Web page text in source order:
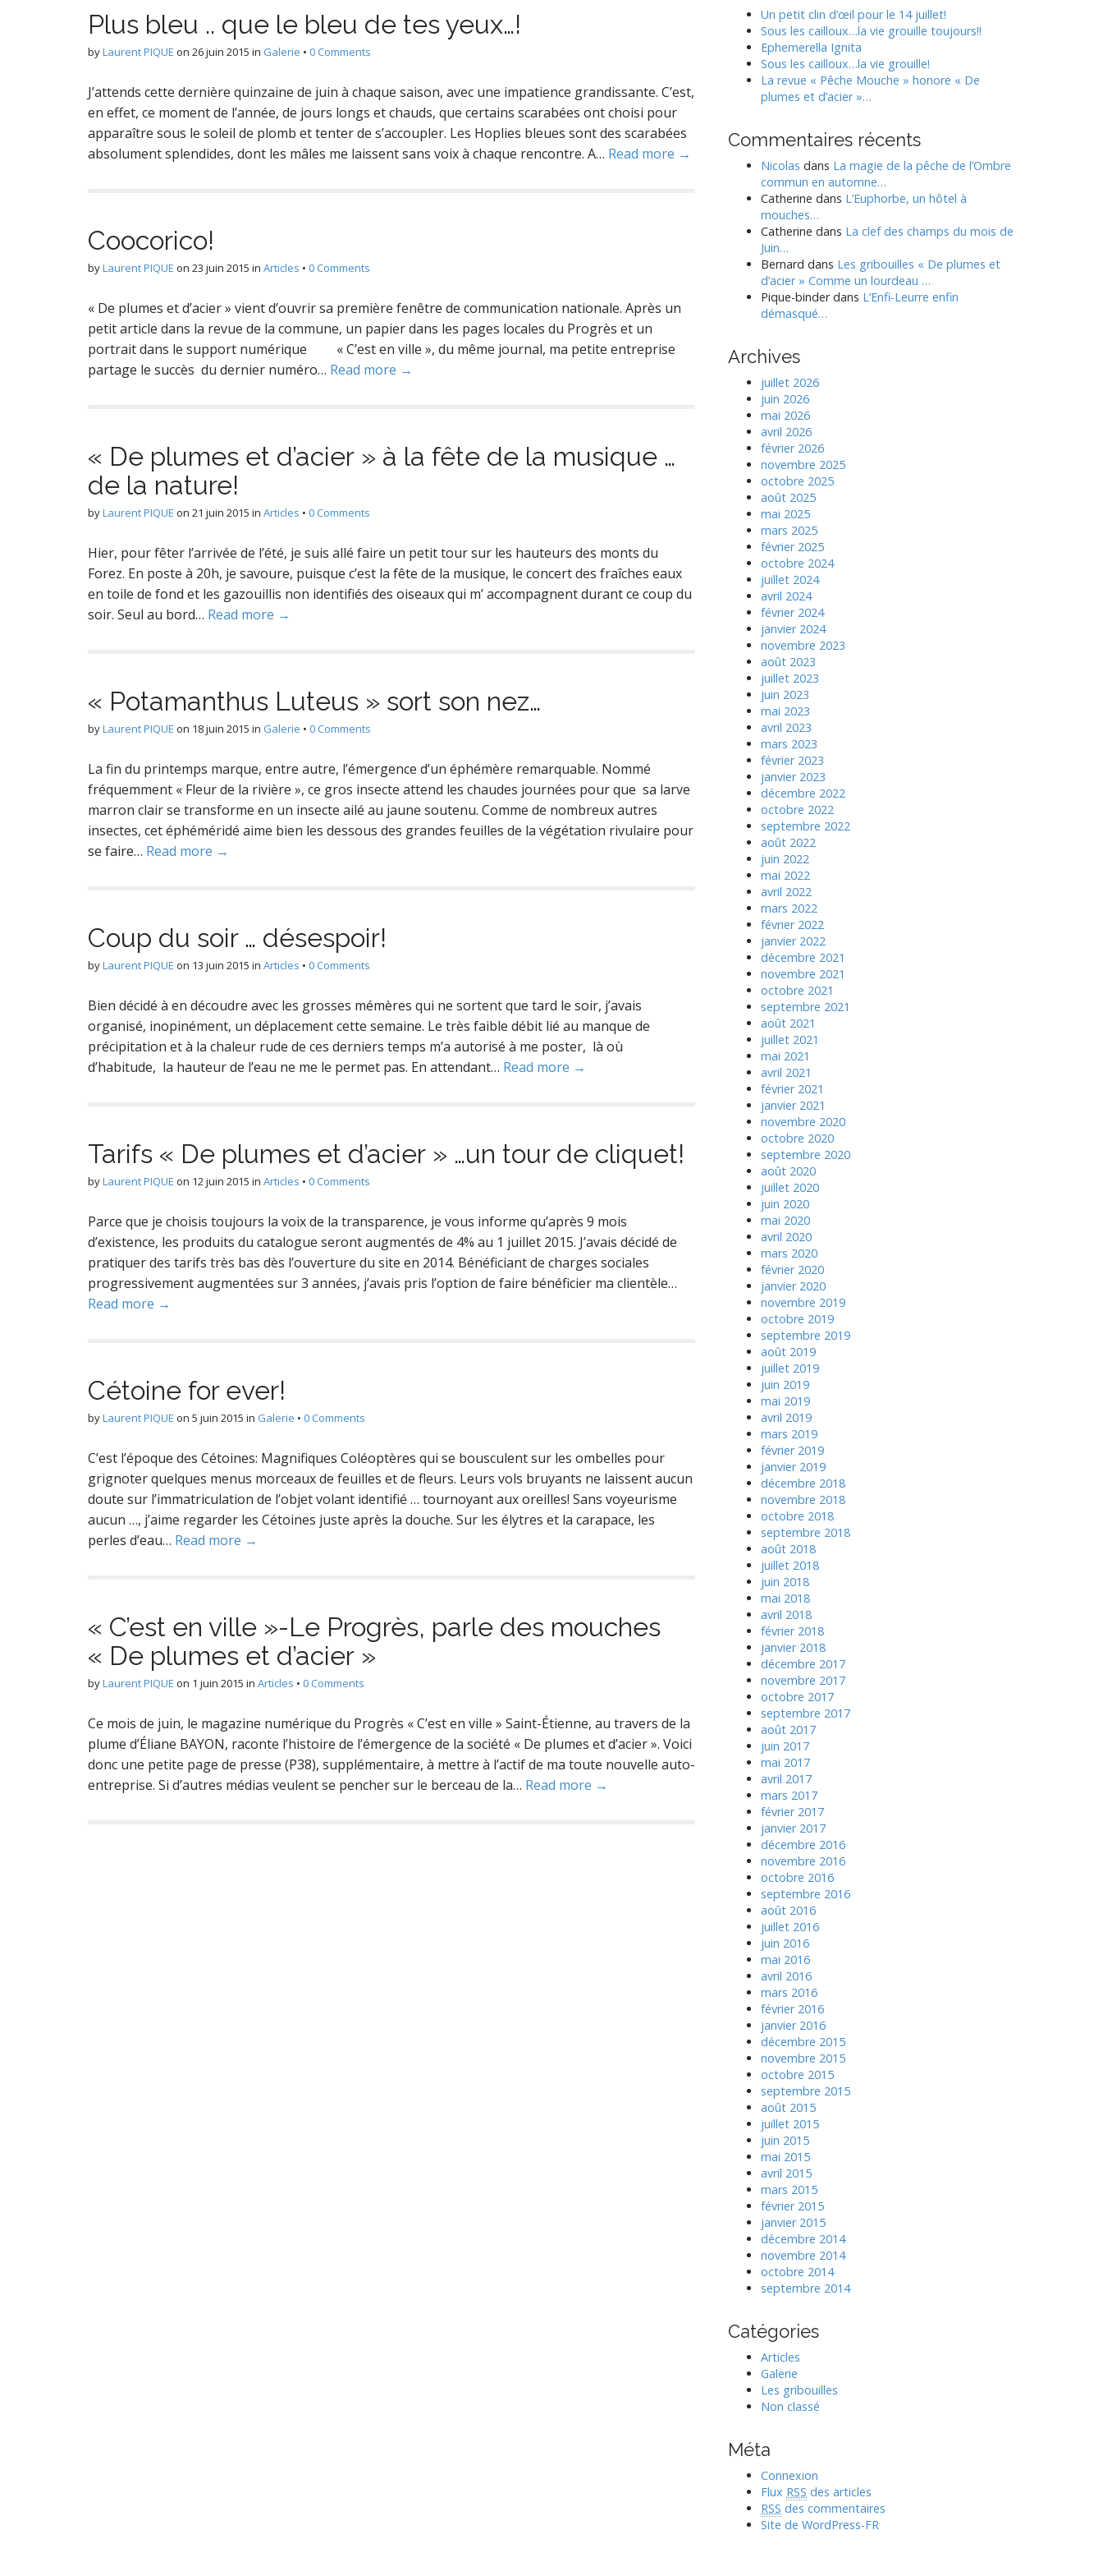
Plus bleu .. que le bleu de tes yeux…!
byLaurent PIQUE on 26 juin 2015 in Galerie • 0 Comments
J’attends cette dernière quinzaine de juin à chaque saison, avec une impatience grandissante. C’est,
en effet, ce moment de l’année, de jours longs et chauds, que certains scarabées ont choisi pour
apparaître sous le soleil de plomb et tenter de s’accoupler. Les Hoplies bleues sont des scarabées
absolument splendides, dont les mâles me laissent sans voix à chaque rencontre. A… Read more →
Coocorico!
byLaurent PIQUE on 23 juin 2015 in Articles • 0 Comments
« De plumes et d’acier » vient d’ouvrir sa première fenêtre de communication nationale. Après un
petit article dans la revue de la commune, un papier dans les pages locales du Progrès et un
portrait dans le support numérique « C’est en ville », du même journal, ma petite entreprise
partage le succès du dernier numéro… Read more →
« De plumes et d’acier » à la fête de la musique …
de la nature!
byLaurent PIQUE on 21 juin 2015 in Articles • 0 Comments
Hier, pour fêter l’arrivée de l’été, je suis allé faire un petit tour sur les hauteurs des monts du
Forez. En poste à 20h, je savoure, puisque c’est la fête de la musique, le concert des fraîches eaux
en toile de fond et les gazouillis non identifiés des oiseaux qui m’ accompagnent durant ce coup du
soir. Seul au bord… Read more →
« Potamanthus Luteus » sort son nez…
byLaurent PIQUE on 18 juin 2015 in Galerie • 0 Comments
La fin du printemps marque, entre autre, l’émergence d’un éphémère remarquable. Nommé
fréquemment « Fleur de la rivière », ce gros insecte attend les chaudes journées pour que sa larve
marron clair se transforme en un insecte ailé au jaune soutenu. Comme de nombreux autres
insectes, cet éphéméridé aime bien les dessous des grandes feuilles de la végétation rivulaire pour
se faire… Read more →
Coup du soir … désespoir!
byLaurent PIQUE on 13 juin 2015 in Articles • 0 Comments
Bien décidé à en découdre avec les grosses mémères qui ne sortent que tard le soir, j’avais
organisé, inopinément, un déplacement cette semaine. Le très faible débit lié au manque de
précipitation et à la chaleur rude de ces derniers temps m’a autorisé à me poster, là où
d’habitude, la hauteur de l’eau ne me le permet pas. En attendant… Read more →
Tarifs « De plumes et d’acier » …un tour de cliquet!
byLaurent PIQUE on 12 juin 2015 in Articles • 0 Comments
Parce que je choisis toujours la voix de la transparence, je vous informe qu’après 9 mois
d’existence, les produits du catalogue seront augmentés de 4% au 1 juillet 2015. J’avais décidé de
pratiquer des tarifs très bas dès l’ouverture du site en 2014. Bénéficiant de charges sociales
progressivement augmentées sur 3 années, j’avais pris l’option de faire bénéficier ma clientèle…
Read more →
Cétoine for ever!
byLaurent PIQUE on 5 juin 2015 in Galerie • 0 Comments
C’est l’époque des Cétoines: Magnifiques Coléoptères qui se bousculent sur les ombelles pour
grignoter quelques menus morceaux de feuilles et de fleurs. Leurs vols bruyants ne laissent aucun
doute sur l’immatriculation de l’objet volant identifié … tournoyant aux oreilles! Sans voyeurisme
aucun …, j’aime regarder les Cétoines juste après la douche. Sur les élytres et la carapace, les
perles d’eau… Read more →
« C’est en ville »-Le Progrès, parle des mouches
« De plumes et d’acier »
byLaurent PIQUE on 1 juin 2015 in Articles • 0 Comments
Ce mois de juin, le magazine numérique du Progrès « C’est en ville » Saint-Étienne, au travers de la
plume d’Éliane BAYON, raconte l’histoire de l’émergence de la société « De plumes et d’acier ». Voici
donc une petite page de presse (P38), supplémentaire, à mettre à l’actif de ma toute nouvelle auto-
entreprise. Si d’autres médias veulent se pencher sur le berceau de la… Read more →
Un petit clin d’œil pour le 14 juillet!
Sous les cailloux…la vie grouille toujours!!
Ephemerella Ignita
Sous les cailloux…la vie grouille!
La revue « Pêche Mouche » honore « De
plumes et d’acier »…
Commentaires récents
Nicolas dans La magie de la pêche de l’Ombre
commun en automne…
Catherine dans L’Euphorbe, un hôtel à
mouches…
Catherine dans La clef des champs du mois de
Juin…
Bernard dans Les gribouilles « De plumes et
d’acier » Comme un lourdeau …
Pique-binderdans L’Enfi-Leurre enfin
démasqué…
Archives
juillet 2026
juin 2026
mai 2026
avril 2026
février 2026
novembre 2025
octobre 2025
août 2025
mai 2025
mars 2025
février 2025
octobre 2024
juillet 2024
avril 2024
février 2024
janvier 2024
novembre 2023
août 2023
juillet 2023
juin 2023
mai 2023
avril 2023
mars 2023
février 2023
janvier 2023
décembre 2022
octobre 2022
septembre 2022
août 2022
juin 2022
mai 2022
avril 2022
mars 2022
février 2022
janvier 2022
décembre 2021
novembre 2021
octobre 2021
septembre 2021
août 2021
juillet 2021
mai 2021
avril 2021
février 2021
janvier 2021
novembre 2020
octobre 2020
septembre 2020
août 2020
juillet 2020
juin 2020
mai 2020
avril 2020
mars 2020
février 2020
janvier 2020
novembre 2019
octobre 2019
septembre 2019
août 2019
juillet 2019
juin 2019
mai 2019
avril 2019
mars 2019
février 2019
janvier 2019
décembre 2018
novembre 2018
octobre 2018
septembre 2018
août 2018
juillet 2018
juin 2018
mai 2018
avril 2018
février 2018
janvier 2018
décembre 2017
novembre 2017
octobre 2017
septembre 2017
août 2017
juin 2017
mai 2017
avril 2017
mars 2017
février 2017
janvier 2017
décembre 2016
novembre 2016
octobre 2016
septembre 2016
août 2016
juillet 2016
juin 2016
mai 2016
avril 2016
mars 2016
février 2016
janvier 2016
décembre 2015
novembre 2015
octobre 2015
septembre 2015
août 2015
juillet 2015
juin 2015
mai 2015
avril 2015
mars 2015
février 2015
janvier 2015
décembre 2014
novembre 2014
octobre 2014
septembre 2014
Catégories
Articles
Galerie
Les gribouilles
Non classé
Méta
Connexion
Flux RSS des articles
RSS des commentaires
Site de WordPress-FR